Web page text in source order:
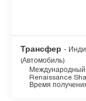
Трансфер -
(Автомобиль)
Renaissance
Время